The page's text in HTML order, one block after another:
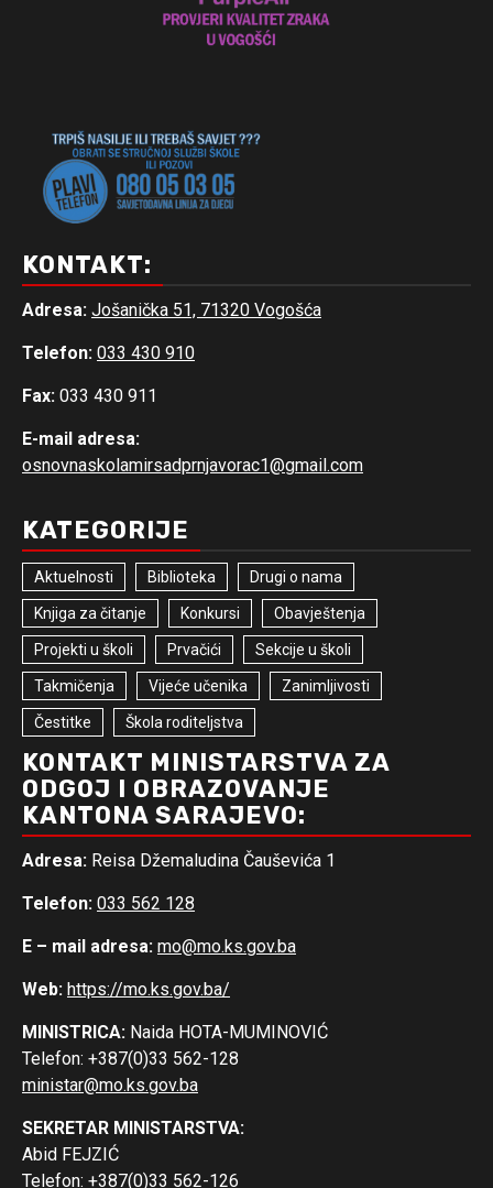
KONTAKT:
Adresa: Jošanička 51, 71320 Vogošća
Telefon: 033 430 910
Fax: 033 430 911
E-mail adresa:
osnovnaskolamirsadprnjavorac1@gmail.com
KATEGORIJE
Aktuelnosti Biblioteka Drugi o nama
Knjiga za čitanje Konkursi Obavještenja
Projekti u školi Prvačići Sekcije u školi
Takmičenja Vijeće učenika Zanimljivosti
Čestitke Škola roditeljstva
KONTAKT MINISTARSTVA ZA
ODGOJ I OBRAZOVANJE
KANTONA SARAJEVO:
Adresa: Reisa Džemaludina Čauševića 1
Telefon: 033 562 128
E – mail adresa: mo@mo.ks.gov.ba
Web: https://mo.ks.gov.ba/
MINISTRICA: Naida HOTA-MUMINOVIĆ
Telefon: +387(0)33 562-128
ministar@mo.ks.gov.ba
SEKRETAR MINISTARSTVA:
Abid FEJZIĆ
Telefon: +387(0)33 562-126